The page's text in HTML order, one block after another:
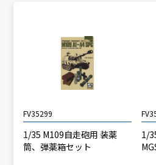
FV35299
1/35 M109自走砲用 装薬
筒、弾薬箱セット
1/